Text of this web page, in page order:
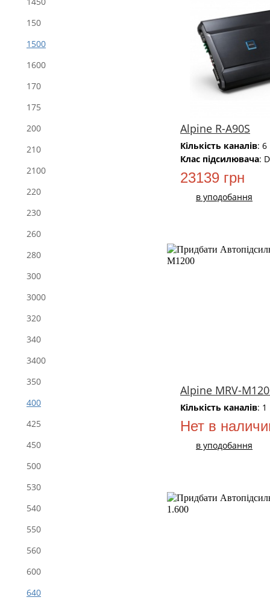
150
1500
1600
170
175
200
210
2100
220
230
260
280
300
3000
320
340
3400
350
400
425
450
500
530
540
550
560
600
640
Alpine R-A90S
Кількість каналів: 6
Клас підсилювача: D
23139 грн
в уподобання
Alpine MRV-
Кількість каналів: 1
Нет в
в уподобання